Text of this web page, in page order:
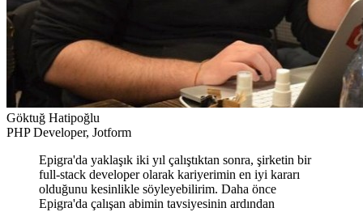
Göktuğ Hatipoğlu
PHP Developer, Jotform
Epigra'da yaklaşık iki yıl çalıştıktan sonra, şirketin bir
full-stack developer olarak kariyerimin en iyi kararı
olduğunu kesinlikle söyleyebilirim. Daha önce
Epigra'da çalışan abimin tavsiyesinin ardından